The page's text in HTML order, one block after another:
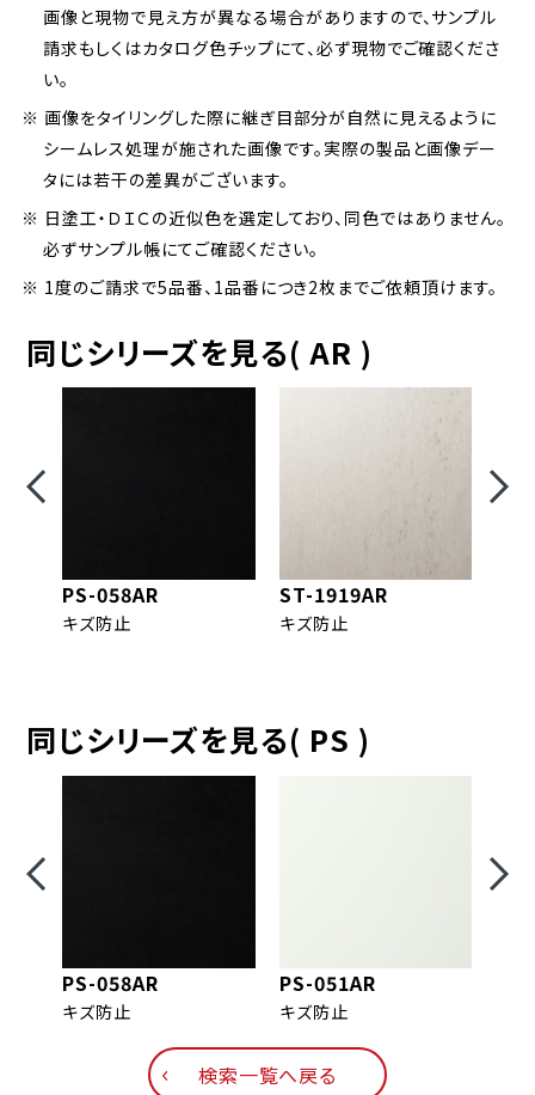
画像と現物で見え方が異なる場合がありますので、サンプル
請求もしくはカタログ色チップにて、必ず現物でご確認くださ
い。
※ 画像をタイリングした際に継ぎ目部分が自然に見えるように
シームレス処理が施された画像です。実際の製品と画像デー
タには若干の差異がございます。
※ 日塗工・ＤＩＣの近似色を選定しており、同色ではありません。
必ずサンプル帳にてご確認ください。
※ 1度のご請求で5品番、1品番につき2枚までご依頼頂けます。
同じシリーズを見る( AR )
PS-058AR
キズ防止
ST-1919AR
キズ防止
同じシリーズを見る( PS )
PS-058AR
キズ防止
PS-051AR
キズ防止
検索一覧へ戻る